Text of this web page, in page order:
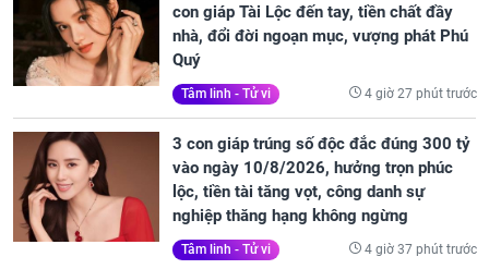
con giáp Tài Lộc đến tay, tiền chất đầy
nhà, đổi đời ngoạn mục, vượng phát Phú
Quý
Tâm linh - Tử vi 4 giờ 27 phút trước
3 con giáp trúng số độc đắc đúng 300 tỷ
vào ngày 10/8/2026, hưởng trọn phúc
lộc, tiền tài tăng vọt, công danh sự
nghiệp thăng hạng không ngừng
Tâm linh - Tử vi 4 giờ 37 phút trước